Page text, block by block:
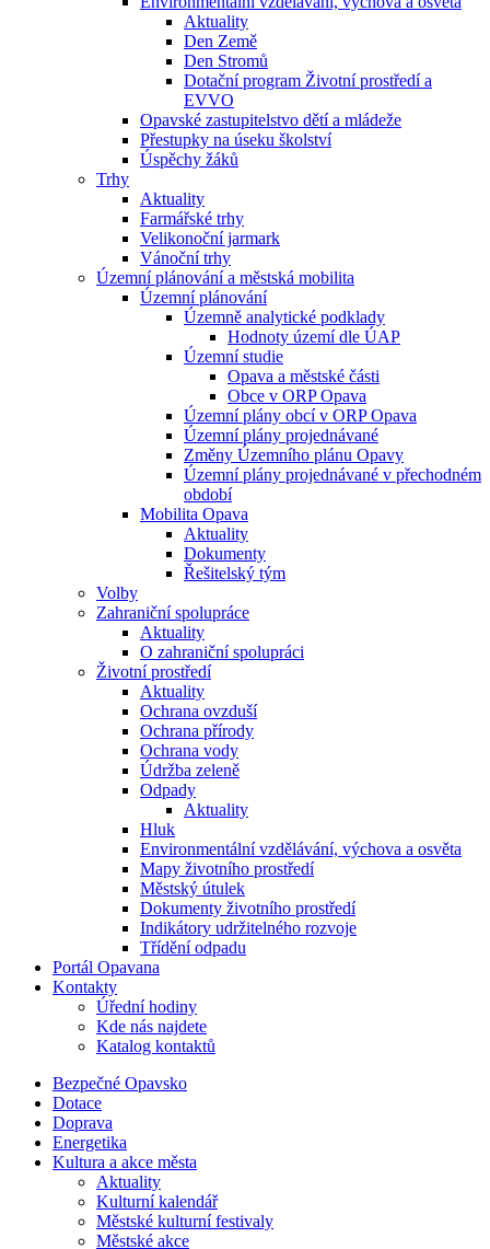
Aktuality
Den Země
Den Stromů
Dotační program Životní prostředí a
EVVO
Opavské zastupitelstvo dětí a mládeže
Přestupky na úseku školství
Úspěchy žáků
Trhy
Aktuality
Farmářské trhy
Velikonoční jarmark
Vánoční trhy
Územní plánování a městská mobilita
Územní plánování
Územně analytické podklady
Hodnoty území dle ÚAP
Územní studie
Opava a městské části
Obce v ORP Opava
Územní plány obcí v ORP Opava
Územní plány projednávané
Změny Územního plánu Opavy
Územní plány projednávané v přechodném
období
Mobilita Opava
Aktuality
Dokumenty
Řešitelský tým
Volby
Zahraniční spolupráce
Aktuality
O zahraniční spolupráci
Životní prostředí
Aktuality
Ochrana ovzduší
Ochrana přírody
Ochrana vody
Údržba zeleně
Odpady
Aktuality
Hluk
Environmentální vzdělávání, výchova a osvěta
Mapy životního prostředí
Městský útulek
Dokumenty životního prostředí
Indikátory udržitelného rozvoje
Třídění odpadu
Portál Opavana
Kontakty
Úřední hodiny
Kde nás najdete
Katalog kontaktů
Bezpečné Opavsko
Dotace
Doprava
Energetika
Kultura a akce města
Aktuality
Kulturní kalendář
Městské kulturní festivaly
Městské akce